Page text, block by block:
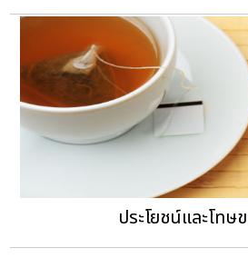
ประโยชน์และโทษ